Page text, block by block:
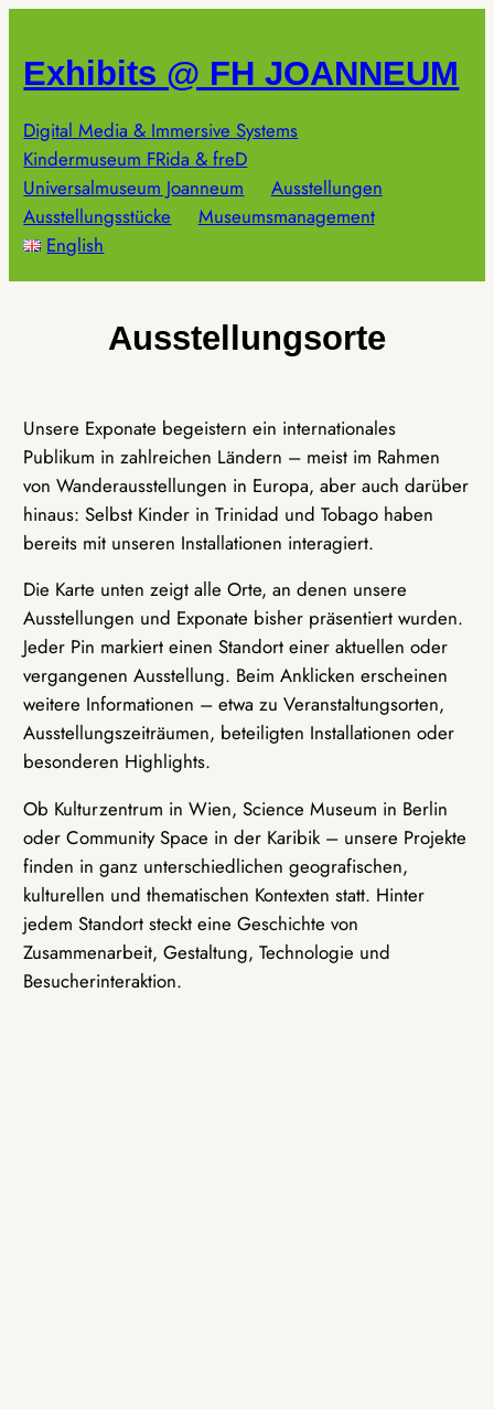
springen
Exhibits @ FH JOANNEUM
Digital Media & Immersive Systems
Kindermuseum FRida & freD
Universalmuseum Joanneum
Ausstellungen
Ausstellungsstücke
Museumsmanagement
English
Ausstellungsorte
Unsere Exponate begeistern ein internationales
Publikum in zahlreichen Ländern – meist im Rahmen
von Wanderausstellungen in Europa, aber auch darüber
hinaus: Selbst Kinder in Trinidad und Tobago haben
bereits mit unseren Installationen interagiert.
Die Karte unten zeigt alle Orte, an denen unsere
Ausstellungen und Exponate bisher präsentiert wurden.
Jeder Pin markiert einen Standort einer aktuellen oder
vergangenen Ausstellung. Beim Anklicken erscheinen
weitere Informationen – etwa zu Veranstaltungsorten,
Ausstellungszeiträumen, beteiligten Installationen oder
besonderen Highlights.
Ob Kulturzentrum in Wien, Science Museum in Berlin
oder Community Space in der Karibik – unsere Projekte
finden in ganz unterschiedlichen geografischen,
kulturellen und thematischen Kontexten statt. Hinter
jedem Standort steckt eine Geschichte von
Zusammenarbeit, Gestaltung, Technologie und
Besucherinteraktion.